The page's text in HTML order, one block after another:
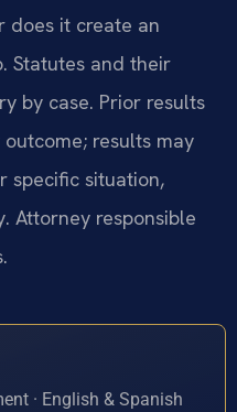
does it create an
Statutes and their
by case. Prior results
results may
specific situation,
Attorney responsible
· English & Spanish